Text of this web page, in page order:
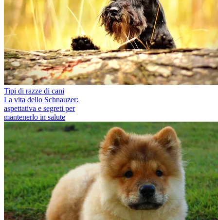
Tipi di razze di cani
La vita dello Schnauzer:
aspettativa e segreti per
mantenerlo in salute